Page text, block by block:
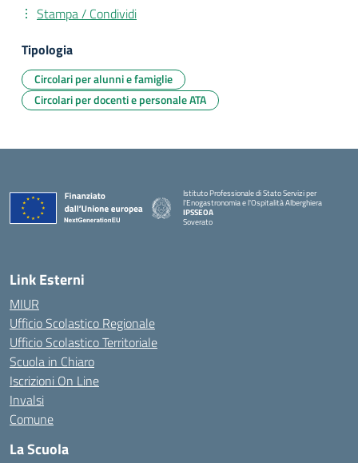
Stampa / Condividi
Tipologia
Circolari per alunni e famiglie
Circolari per docenti e personale ATA
Istituto Professionale di Stato Servizi per
l'Enogastronomia e l'Ospitalità Alberghiera
IPSSEOA
Soverato
Link Esterni
MIUR
Ufficio Scolastico Regionale
Ufficio Scolastico Territoriale
Scuola in Chiaro
Iscrizioni On Line
Invalsi
Comune
La Scuola